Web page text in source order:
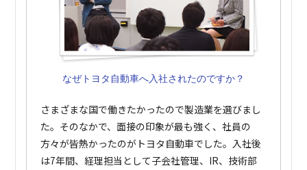
なぜトヨタ自動車へ入社されたのですか？
さまざまな国で働きたかったので製造業を選びまし
た。そのなかで、面接の印象が最も強く、社員の
方々が皆熱かったのがトヨタ自動車でした。入社後
は7年間、経理担当として子会社管理、IR、技術部